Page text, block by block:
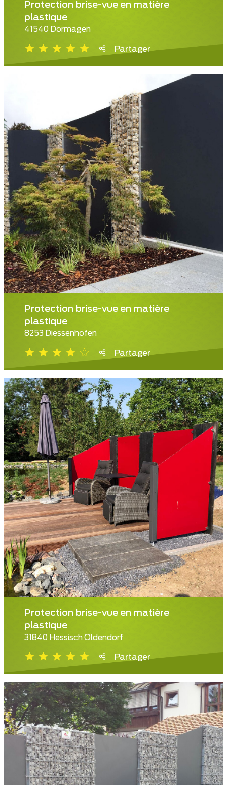
Protection brise-vue en matière
plastique
41540 Dormagen
Partager
Protection brise-vue en matière
plastique
8253 Diessenhofen
Partager
Protection brise-vue en matière
plastique
31840 Hessisch Oldendorf
Partager